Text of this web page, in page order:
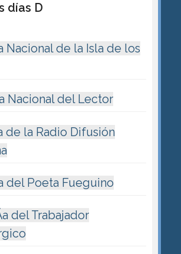
días D
Nacional de la Isla de los
Nacional del Lector
de la Radio Difusión
del Poeta Fueguino
del Trabajador